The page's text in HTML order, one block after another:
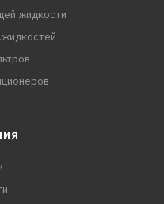
жидкости